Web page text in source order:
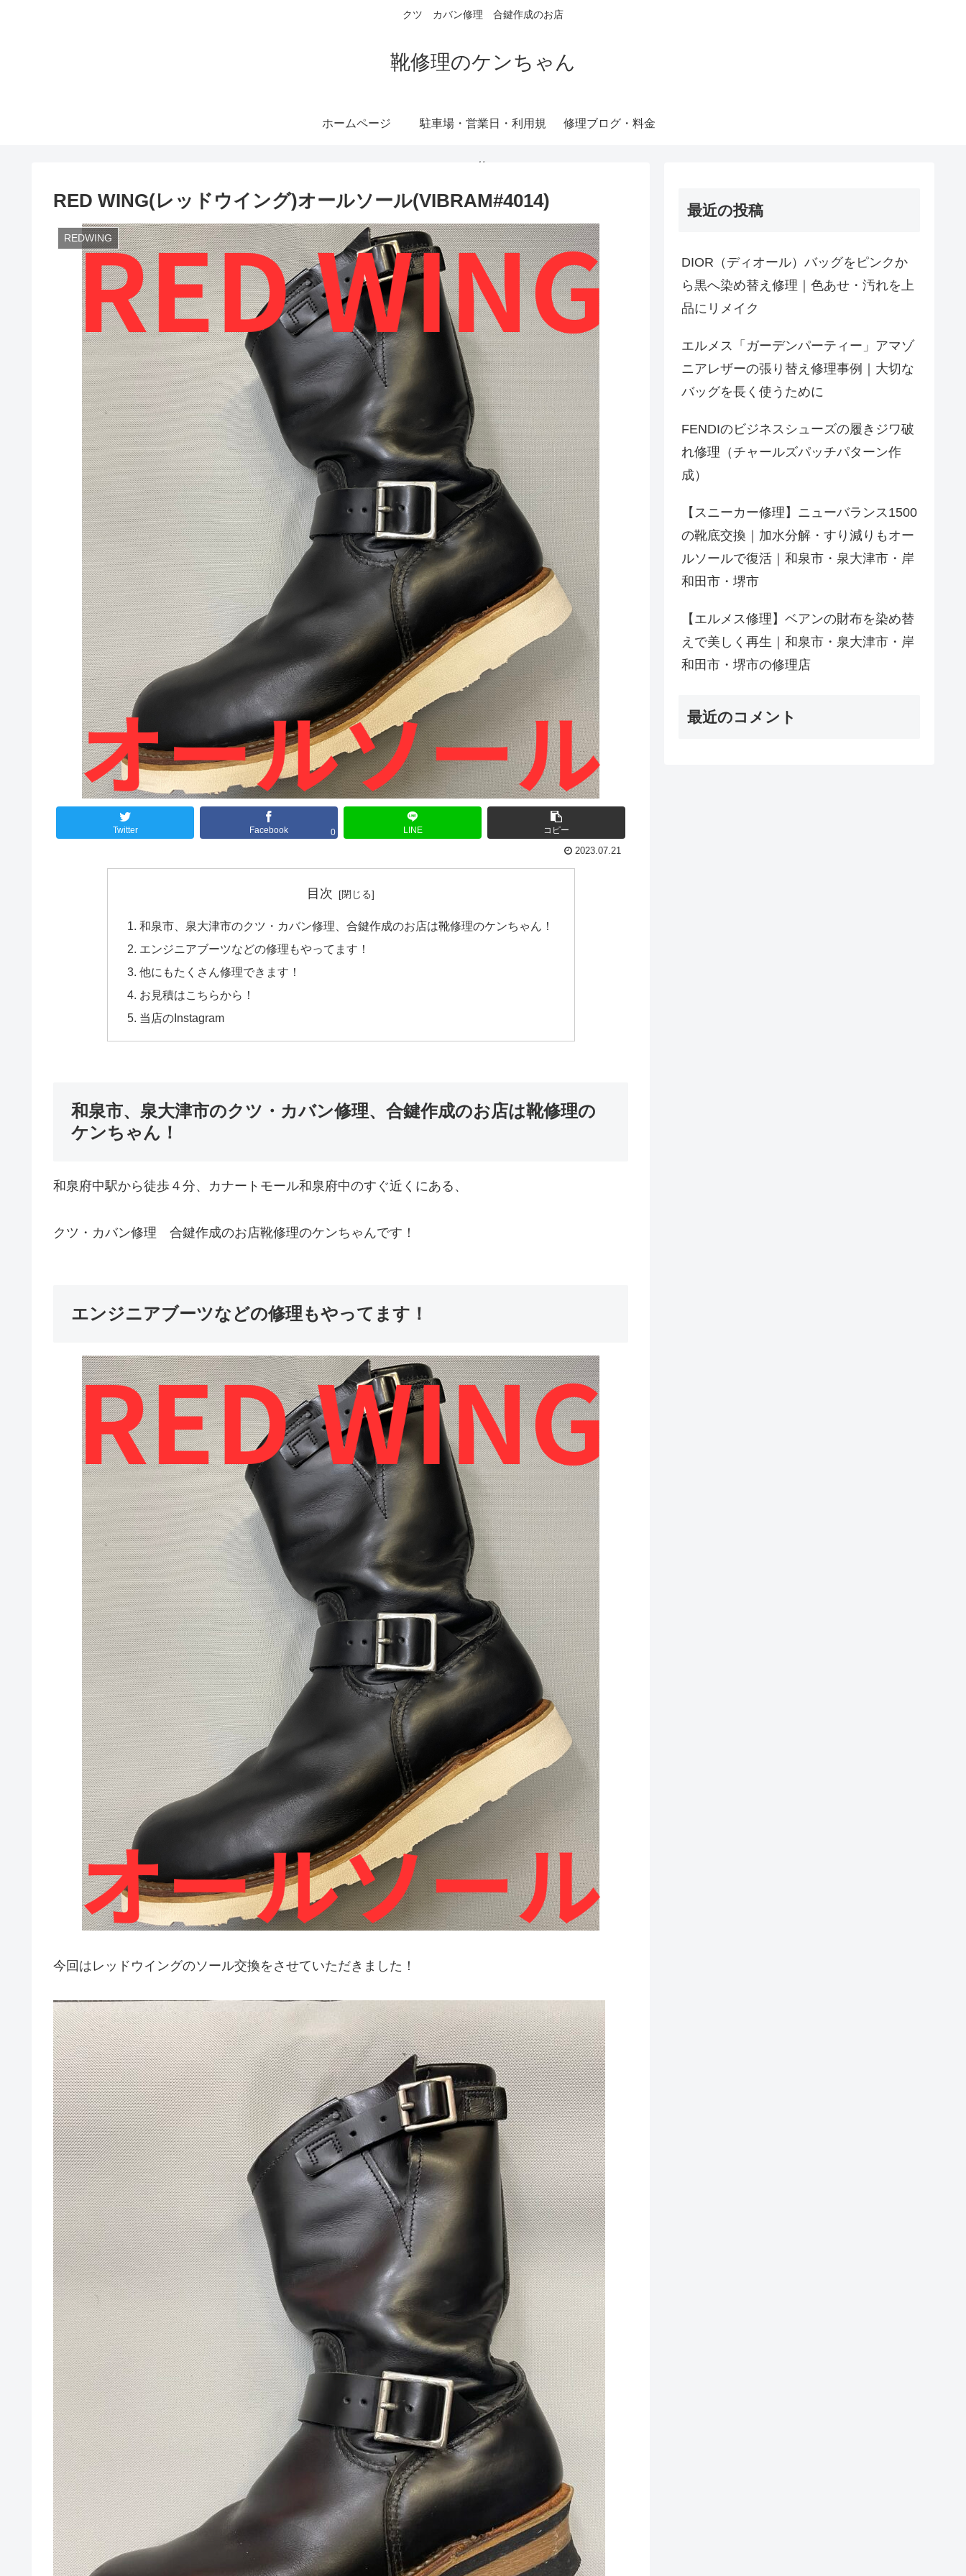
クツ カバン修理 合鍵作成のお店
靴修理のケンちゃん
ホームページ 駐車場・営業日・利用規
約
修理ブログ・料金
RED WING(レッドウイング)オールソール(VIBRAM#4014)
REDWING
Twitter Facebook 0 LINE コピー
2023.07.21
目次
和泉市、泉大津市のクツ・カバン修理、合鍵作成のお店は靴修理のケンちゃん！
エンジニアブーツなどの修理もやってます！
他にもたくさん修理できます！
お見積はこちらから！
当店のInstagram
和泉市、泉大津市のクツ・カバン修理、合鍵作成のお店は靴修理の
ケンちゃん！
和泉府中駅から徒歩４分、カナートモール和泉府中のすぐ近くにある、
クツ・カバン修理 合鍵作成のお店靴修理のケンちゃんです！
エンジニアブーツなどの修理もやってます！
今回はレッドウイングのソール交換をさせていただきました！
最近の投稿
DIOR（ディオール）バッグをピンクか
ら黒へ染め替え修理｜色あせ・汚れを上
品にリメイク
エルメス「ガーデンパーティー」アマゾ
ニアレザーの張り替え修理事例｜大切な
バッグを長く使うために
FENDIのビジネスシューズの履きジワ破
れ修理（チャールズパッチパターン作
成）
【スニーカー修理】ニューバランス1500
の靴底交換｜加水分解・すり減りもオー
ルソールで復活｜和泉市・泉大津市・岸
和田市・堺市
【エルメス修理】ベアンの財布を染め替
えで美しく再生｜和泉市・泉大津市・岸
和田市・堺市の修理店
最近のコメント